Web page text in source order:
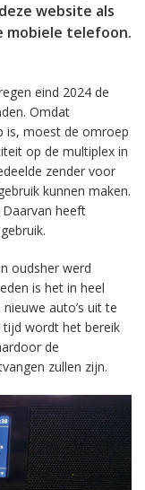
website als
mobiele telefoon.
eind 2024 de
Omdat
is, moest de omroep
op de multiplex in
zender voor
kunnen maken.
heeft
oudsher werd
is het in heel
auto’s uit te
wordt het bereik
de
zullen zijn.